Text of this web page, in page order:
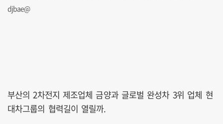
djbae@
부산의 2차전지 제조업체 금양과 글로벌 완성차 3위 업체 현
대차그룹의 협력길이 열릴까.